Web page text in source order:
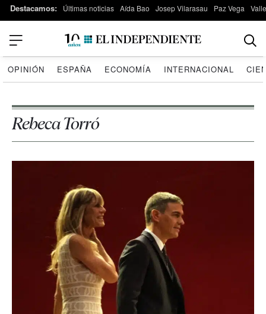
Destacamos: Últimas noticias Aída Bao Josep Vilarasau Paz Vega
OPINIÓN ESPAÑA ECONOMÍA INTERNACIONAL
Rebeca Torró